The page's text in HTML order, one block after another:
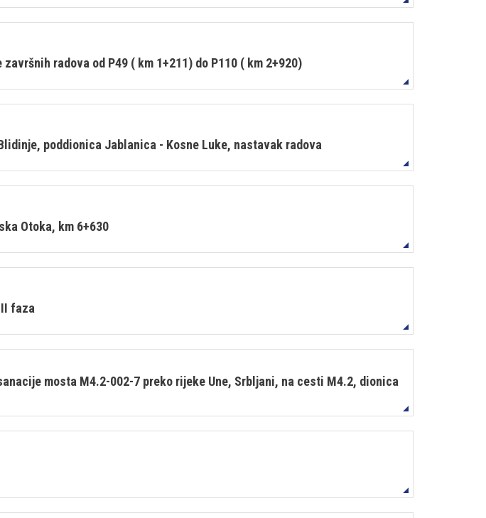
radova od P49 ( km 1+211) do P110 ( km 2+920)
poddionica Jablanica - Kosne Luke, nastavak radova
Otoka, km 6+630
faza
mosta M4.2-002-7 preko rijeke Une, Srbljani, na cesti M4.2, dionica